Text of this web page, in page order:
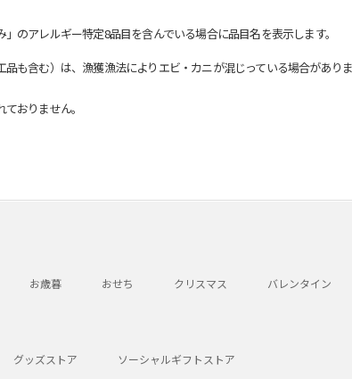
のアレルギー特定8品目を含んでいる場合に品目名を表示します。
含む）は、漁獲漁法によりエビ・カニが混じっている場合があり
おりません。
お歳暮 おせち クリスマス バレンタイン
グッズストア ソーシャルギフトストア